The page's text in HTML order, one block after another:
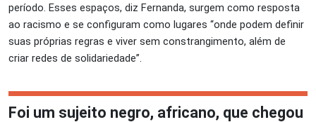
período. Esses espaços, diz Fernanda, surgem como resposta
ao racismo e se configuram como lugares “onde podem definir
suas próprias regras e viver sem constrangimento, além de
criar redes de solidariedade”.
Foi um sujeito negro, africano, que chegou